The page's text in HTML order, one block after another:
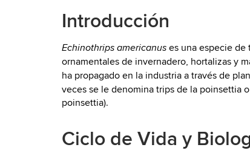
Introducción
Echinothrips americanus es una especie de
ornamentales de invernadero, hortalizas y
ha propagado en la industria a través de
veces se le denomina trips de la poinsettia
poinsettia).
Ciclo de Vida y